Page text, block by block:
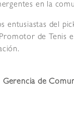
en la
del
de Tenis
Gerencia de